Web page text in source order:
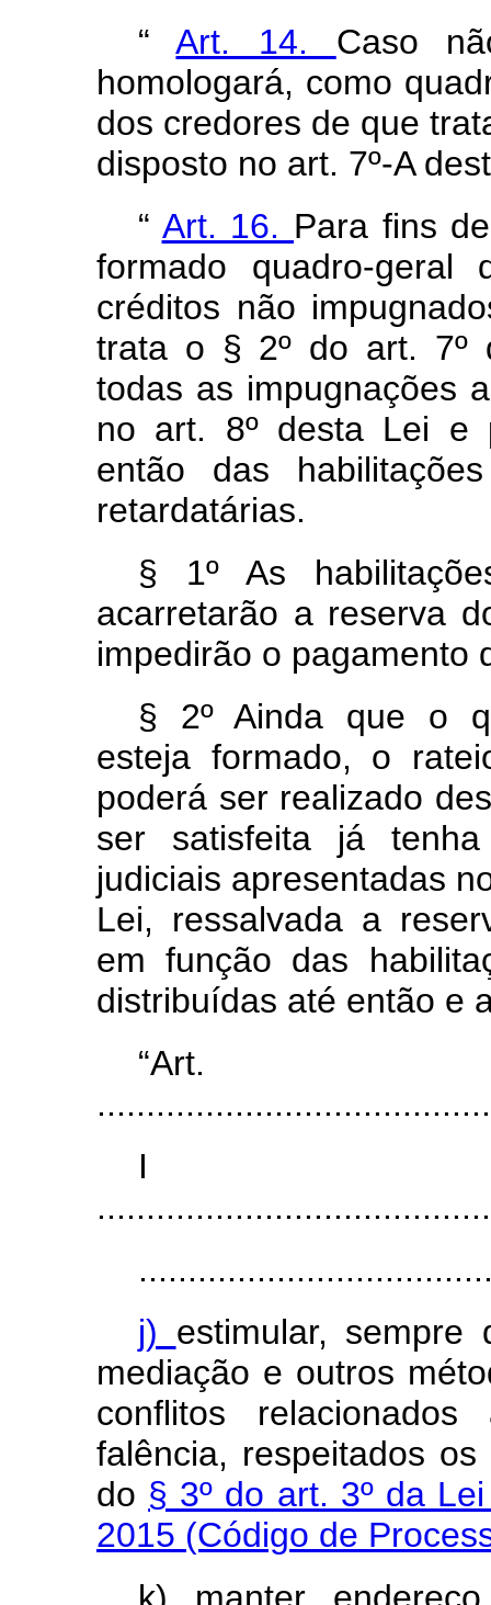
“Art. 14. Caso
homologará, como
dos credores de que
disposto no art. 7º-A
“ Art. 16. Para fins
formado quadro-geral
créditos não
trata o § 2º do art. 7º
todas as impugnações
no art. 8º desta Lei e
então das
retardatárias.
§ 1º As
acarretarão a reserva
impedirão o pagamento
§ 2º Ainda que o
esteja formado, o
poderá ser realizado
ser satisfeita já
judiciais apresentadas
Lei, ressalvada a
em função das
distribuídas até então e
I
j) estimular,
mediação e outros
conflitos
falência, respeitados
do § 3º do art. 3º da
2015 (Código de